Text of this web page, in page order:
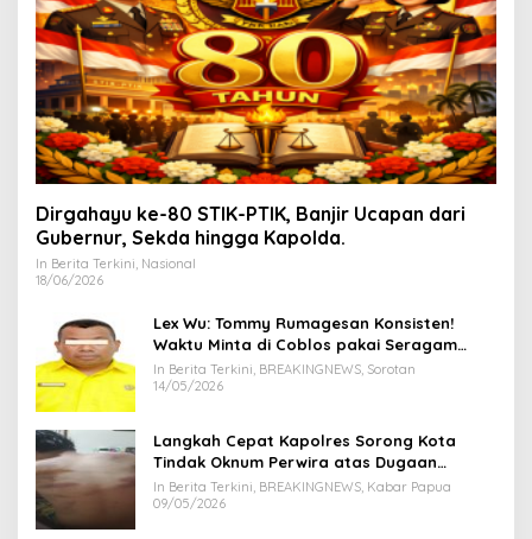
Dirgahayu ke-80 STIK-PTIK, Banjir Ucapan dari
Gubernur, Sekda hingga Kapolda.
In Berita Terkini, Nasional
18/06/2026
Lex Wu: Tommy Rumagesan Konsisten!
Waktu Minta di Coblos pakai Seragam
Kuning, Waktu MenCoblos Juga pakai Kaos
Kuning.
In Berita Terkini, BREAKINGNEWS, Sorotan
14/05/2026
Langkah Cepat Kapolres Sorong Kota
Tindak Oknum Perwira atas Dugaan
Kekerasan Brutal Terhadap Anak
In Berita Terkini, BREAKINGNEWS, Kabar Papua
09/05/2026